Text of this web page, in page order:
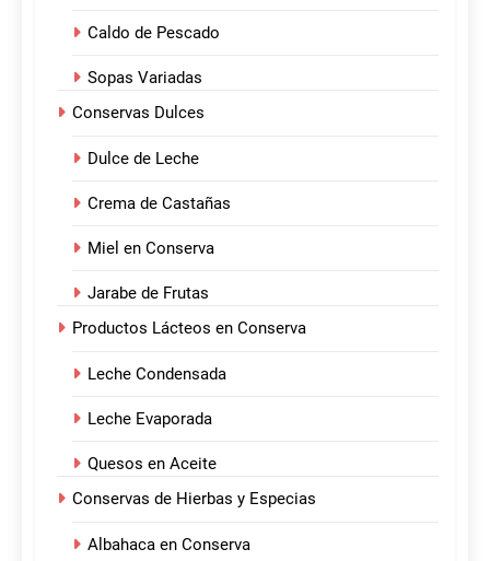
Caldo de Pescado
Sopas Variadas
Conservas Dulces
Dulce de Leche
Crema de Castañas
Miel en Conserva
Jarabe de Frutas
Productos Lácteos en Conserva
Leche Condensada
Leche Evaporada
Quesos en Aceite
Conservas de Hierbas y Especias
Albahaca en Conserva